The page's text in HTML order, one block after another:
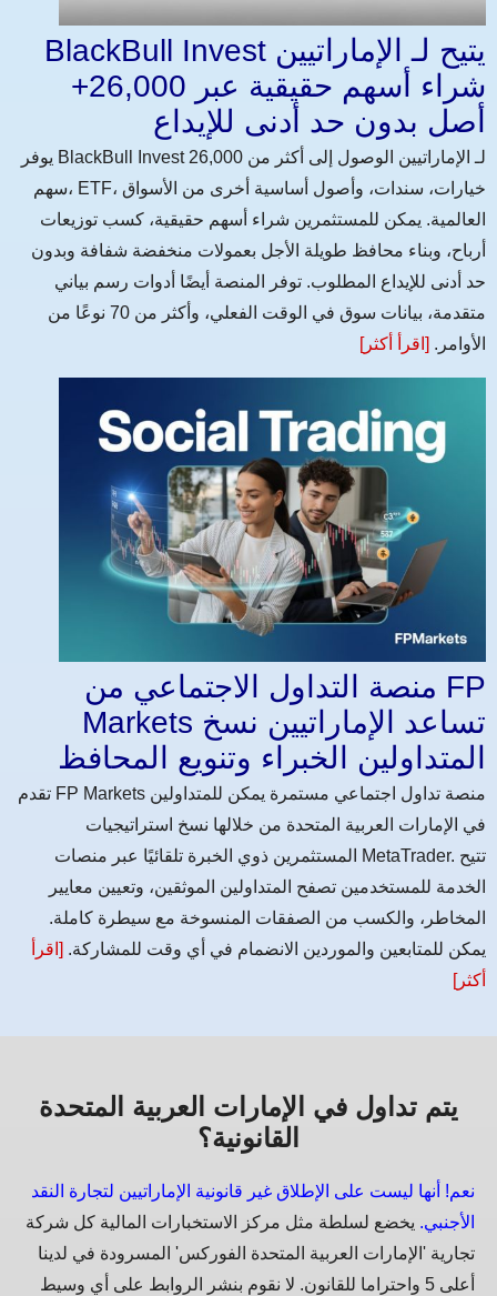
BlackBull Invest يتيح لـ الإماراتيين
شراء أسهم حقيقية عبر 26,000+
أصل بدون حد أدنى للإيداع
يوفر BlackBull Invest لـ الإماراتيين الوصول إلى أكثر من 26,000
سهم، ETF، خيارات، سندات، وأصول أساسية أخرى من الأسواق
العالمية. يمكن للمستثمرين شراء أسهم حقيقية، كسب توزيعات
أرباح، وبناء محافظ طويلة الأجل بعمولات منخفضة شفافة وبدون
حد أدنى للإيداع المطلوب. توفر المنصة أيضًا أدوات رسم بياني
متقدمة، بيانات سوق في الوقت الفعلي، وأكثر من 70 نوعًا من
الأوامر. [اقرأ أكثر]
منصة التداول الاجتماعي من FP
Markets تساعد الإماراتيين نسخ
المتداولين الخبراء وتنويع المحافظ
تقدم FP Markets منصة تداول اجتماعي مستمرة يمكن للمتداولين
في الإمارات العربية المتحدة من خلالها نسخ استراتيجيات
المستثمرين ذوي الخبرة تلقائيًا عبر منصات MetaTrader. تتيح
الخدمة للمستخدمين تصفح المتداولين الموثقين، وتعيين معايير
المخاطر، والكسب من الصفقات المنسوخة مع سيطرة كاملة.
يمكن للمتابعين والموردين الانضمام في أي وقت للمشاركة.
[اقرأ
أكثر]
يتم تداول في الإمارات العربية المتحدة
القانونية؟
نعم! أنها ليست على الإطلاق غير قانونية الإماراتيين لتجارة النقد
الأجنبي. يخضع لسلطة مثل مركز الاستخبارات المالية كل شركة
تجارية 'الإمارات العربية المتحدة الفوركس' المسرودة في لدينا
أعلى 5 واحتراما للقانون. لا نقوم بنشر الروابط على أي وسيط